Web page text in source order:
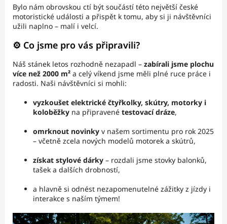
Bylo nám obrovskou ctí být součástí této největší české
motoristické události a přispět k tomu, aby si ji návštěvníci
užili naplno – malí i velcí.
⚙️ Co jsme pro vás připravili?
Náš stánek letos rozhodně nezapadl – zabírali jsme plochu
více než 2000 m² a celý víkend jsme měli plné ruce práce i
radosti. Naši návštěvníci si mohli:
vyzkoušet elektrické čtyřkolky, skútry, motorky i
koloběžky na připravené testovací dráze,
omrknout novinky v našem sortimentu pro rok 2025
– včetně zcela nových modelů motorek a skútrů,
získat stylové dárky – rozdali jsme stovky balonků,
tašek a dalších drobností,
a hlavně si odnést nezapomenutelné zážitky z jízdy i
interakce s naším týmem!